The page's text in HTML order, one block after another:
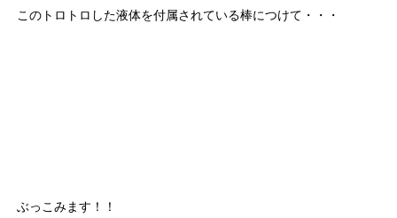
このトロトロした液体を付属されている棒につけて・・・
ぶっこみます！！